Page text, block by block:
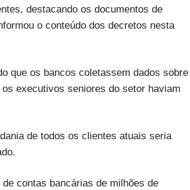
destacando os documentos de
o conteúdo dos decretos nesta
que os bancos coletassem dados sobre
executivos seniores do setor haviam
de todos os clientes atuais seria
contas bancárias de milhões de